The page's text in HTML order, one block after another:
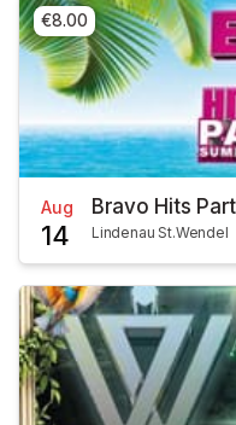
€8.00
Aug
14
Bravo Hits
Lindenau St.Wendel